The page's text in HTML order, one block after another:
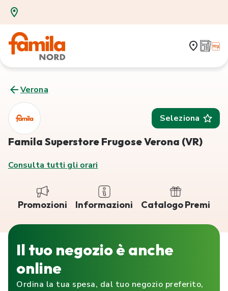
Verona
Seleziona
Famila Superstore Frugose Verona (VR)
Consulta tutti gli orari
Promozioni Informazioni Catalogo Premi
Il tuo negozio è anche
online
Ordina la tua spesa, dal tuo negozio preferito,